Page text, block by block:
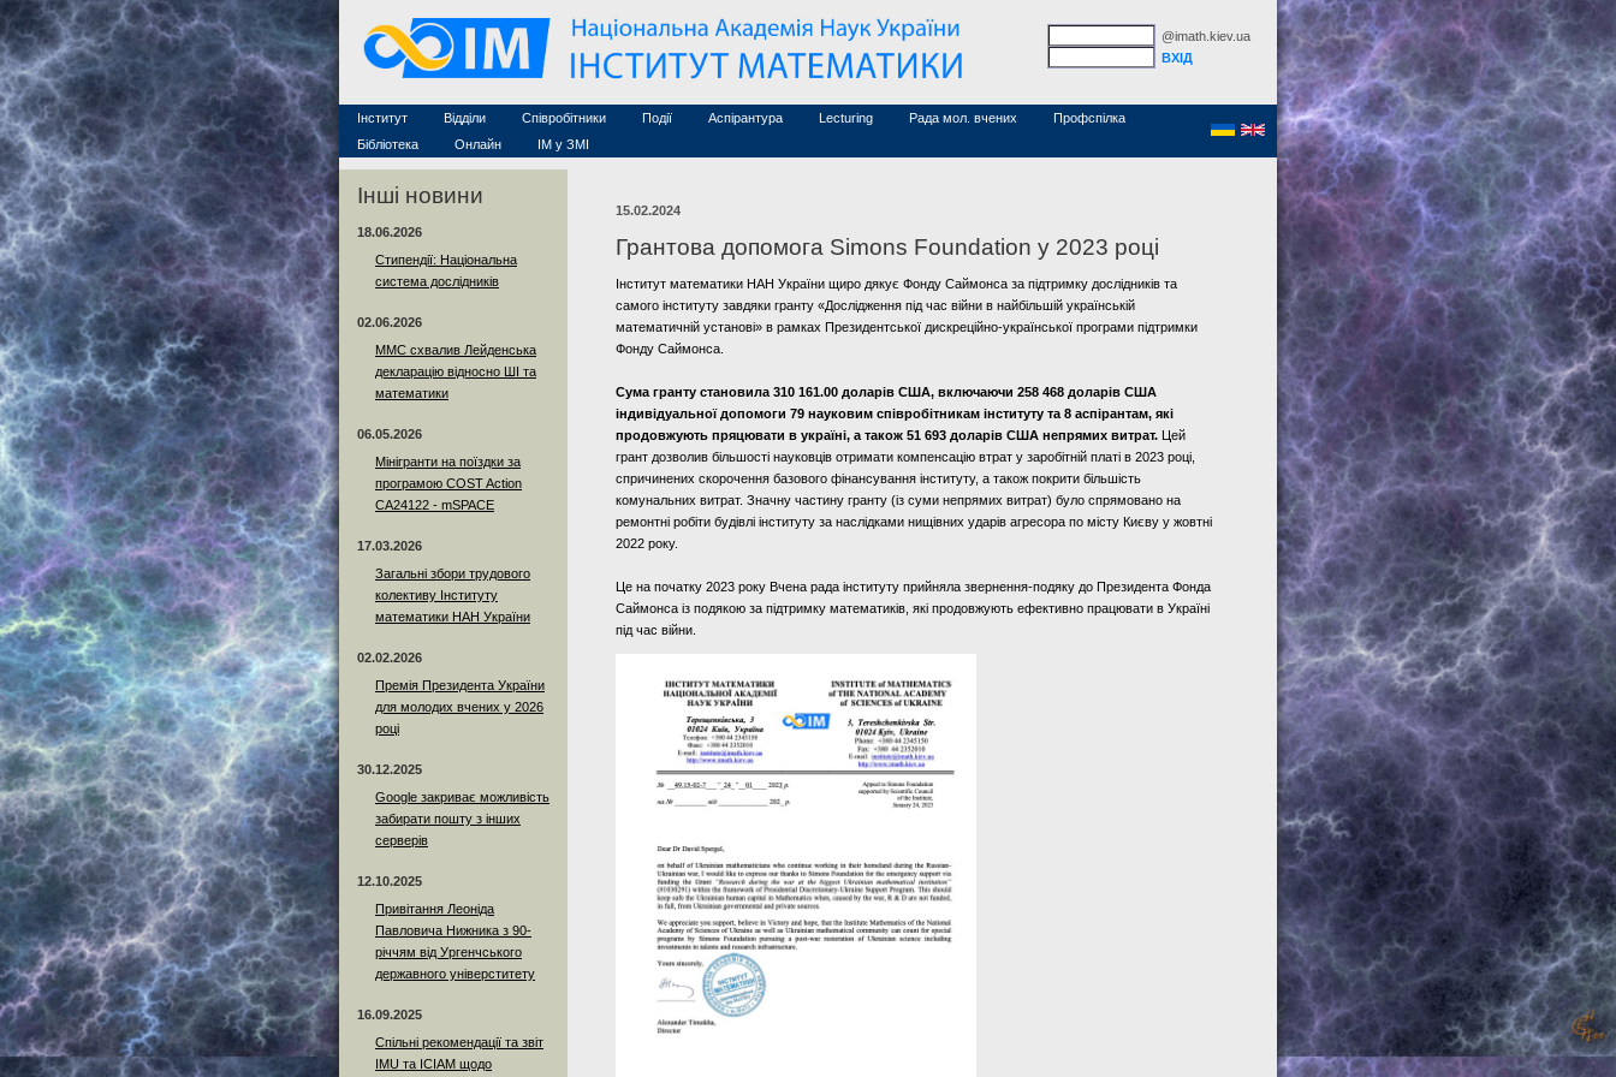
@imath.kiev.ua
Інститут
Конкурси на посади
Науково-організаційна робота
Відділи Співробітники
Асоційовані дослідники
Технічний персонал
Події
Конференції (архів)
Курси з математики
Аспірантура Lecturing Рада мол. вчених
Профспілка
Бібліотека
MathSciNet
Публікації
Онлайн
ІМ у ЗМІ
Інші новини
18.06.2026
Стипендії: Національна
система дослідників
02.06.2026
ММС схвалив Лейденська
декларацію відносно ШІ та
математики
06.05.2026
Мінігранти на поїздки за
програмою COST Action
CA24122 - mSPACE
17.03.2026
Загальні збори трудового
колективу Інституту
математики НАН України
02.02.2026
Премія Президента України
для молодих вчених у 2026
році
30.12.2025
Google закриває можливість
забирати пошту з інших
серверів
12.10.2025
Привітання Леоніда
Павловича Нижника з 90-
річчям від Ургенчського
державного універститету
16.09.2025
Спільні рекомендації та звіт
IMU та ICIAM щодо
15.02.2024
Грантова допомога Simons Foundation у 2023 році
Інститут математики НАН України щиро дякує Фонду Саймонса за підтримку дослідників та
самого інституту завдяки гранту «Дослідження під час війни в найбільшій українській
математичній установі» в рамках Президентської дискреційно-української програми підтримки
Фонду Саймонса.
Сума гранту становила 310 161.00 доларів США, включаючи 258 468 доларів США
індивідуальної допомоги 79 науковим співробітникам інституту та 8 аспірантам, які
продовжують пряцювати в україні, а також 51 693 доларів США непрямих витрат. Цей
грант дозволив більшості науковців отримати компенсацію втрат у заробітній платі в 2023 році,
спричинених скорочення базового фінансування інституту, а також покрити більшість
комунальних витрат. Значну частину гранту (із суми непрямих витрат) було спрямовано на
ремонтні робіти будівлі інституту за наслідками нищівних ударів агресора по місту Києву у жовтні
2022 року.
Це на початку 2023 року Вчена рада інституту прийняла звернення-подяку до Президента Фонда
Саймонса із подякою за підтримку математиків, які продовжують ефективно працювати в Україні
під час війни.